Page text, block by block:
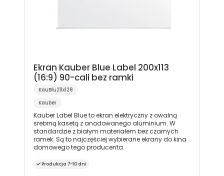
Ekran Kauber Blue Label 200x113
(16:9) 90-cali bez ramki
KauBlu211x128
Kauber
Kauber Label Blue to ekran elektryczny z owalną
srebrną kasetą z anodowanego aluminium. W
standardzie z białym materiałem bez czarnych
ramek. Są to najczęściej wybierane ekrany do kina
domowego tego producenta.
Produkcja 7-10 dni